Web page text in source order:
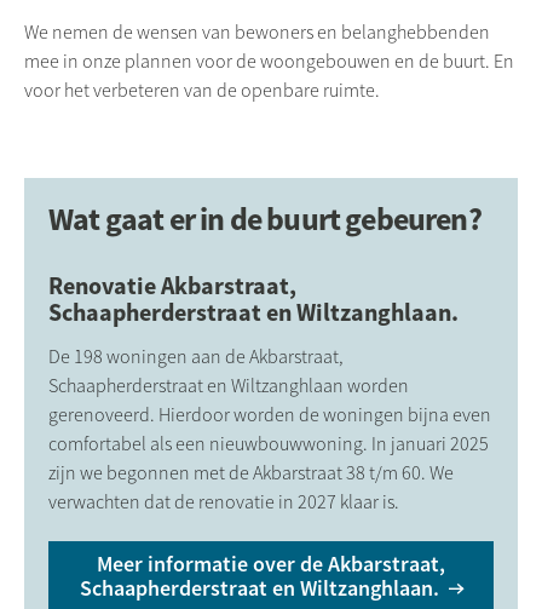
We nemen de wensen van bewoners en belanghebbenden
mee in onze plannen voor de woongebouwen en de buurt. En
voor het verbeteren van de openbare ruimte.
Wat gaat er in de buurt gebeuren?
Renovatie Akbarstraat,
Schaapherderstraat en Wiltzanghlaan.
De 198 woningen aan de Akbarstraat,
Schaapherderstraat en Wiltzanghlaan worden
gerenoveerd. Hierdoor worden de woningen bijna even
comfortabel als een nieuwbouwwoning. In januari 2025
zijn we begonnen met de Akbarstraat 38 t/m 60. We
verwachten dat de renovatie in 2027 klaar is.
Meer informatie over de Akbarstraat,
Schaapherderstraat en Wiltzanghlaan.